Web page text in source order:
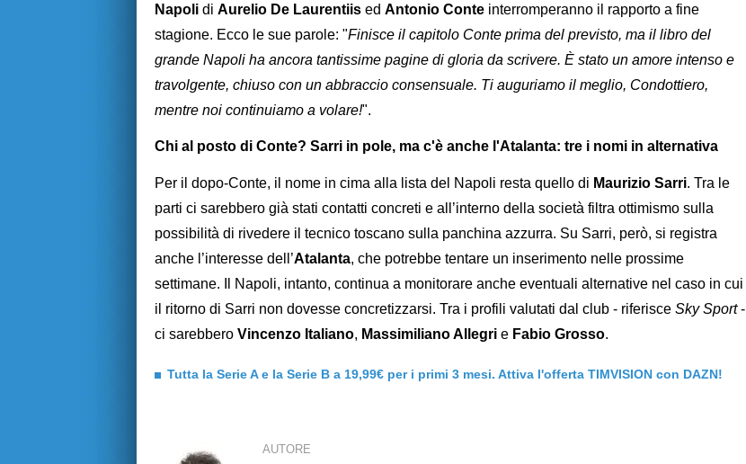
Napoli di Aurelio De Laurentiis ed Antonio Conte interromperanno il rapporto a fine
stagione. Ecco le sue parole: "Finisce il capitolo Conte prima del previsto, ma il libro del
grande Napoli ha ancora tantissime pagine di gloria da scrivere. È stato un amore intenso e
travolgente, chiuso con un abbraccio consensuale. Ti auguriamo il meglio, Condottiero,
mentre noi continuiamo a volare!".
Chi al posto di Conte? Sarri in pole, ma c'è anche l'Atalanta: tre i nomi in alternativa
Per il dopo-Conte, il nome in cima alla lista del Napoli resta quello di Maurizio Sarri. Tra le
parti ci sarebbero già stati contatti concreti e all’interno della società filtra ottimismo sulla
possibilità di rivedere il tecnico toscano sulla panchina azzurra. Su Sarri, però, si registra
anche l’interesse dell’Atalanta, che potrebbe tentare un inserimento nelle prossime
settimane. Il Napoli, intanto, continua a monitorare anche eventuali alternative nel caso in cui
il ritorno di Sarri non dovesse concretizzarsi. Tra i profili valutati dal club - riferisce Sky Sport-
ci sarebbero Vincenzo Italiano, Massimiliano Allegri e Fabio Grosso.
Tutta la Serie A e la Serie B a 19,99€ per i primi 3 mesi. Attiva l'offerta TIMVISION con DAZN!
AUTORE